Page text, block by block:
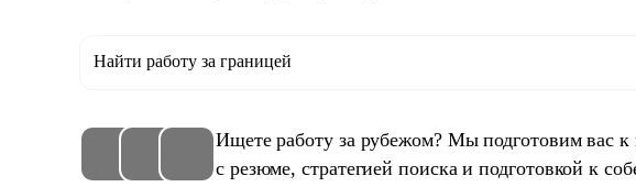
Найти работу за границей
Ищете работу за рубежом? Мы подготовим вас
с резюме, стратегией поиска и подготовкой к